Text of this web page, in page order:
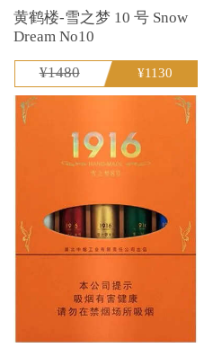
黄鹤楼-雪之梦 10 号 Snow
Dream No10
¥1480 ¥1130